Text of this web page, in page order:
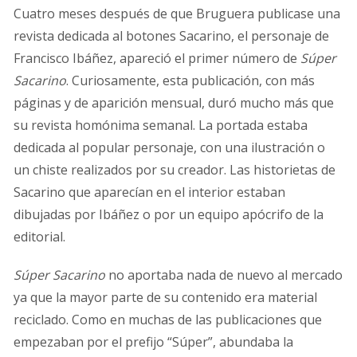
Cuatro meses después de que Bruguera publicase una
revista dedicada al botones Sacarino, el personaje de
Francisco Ibáñez, apareció el primer número de Súper
Sacarino. Curiosamente, esta publicación, con más
páginas y de aparición mensual, duró mucho más que
su revista homónima semanal. La portada estaba
dedicada al popular personaje, con una ilustración o
un chiste realizados por su creador. Las historietas de
Sacarino que aparecían en el interior estaban
dibujadas por Ibáñez o por un equipo apócrifo de la
editorial.
Súper Sacarinono aportaba nada de nuevo al mercado
ya que la mayor parte de su contenido era material
reciclado. Como en muchas de las publicaciones que
empezaban por el prefijo “Súper”, abundaba la